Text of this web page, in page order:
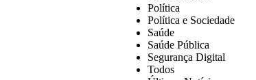
Política
Política e Sociedade
Saúde
Saúde Pública
Segurança Digital
Todos